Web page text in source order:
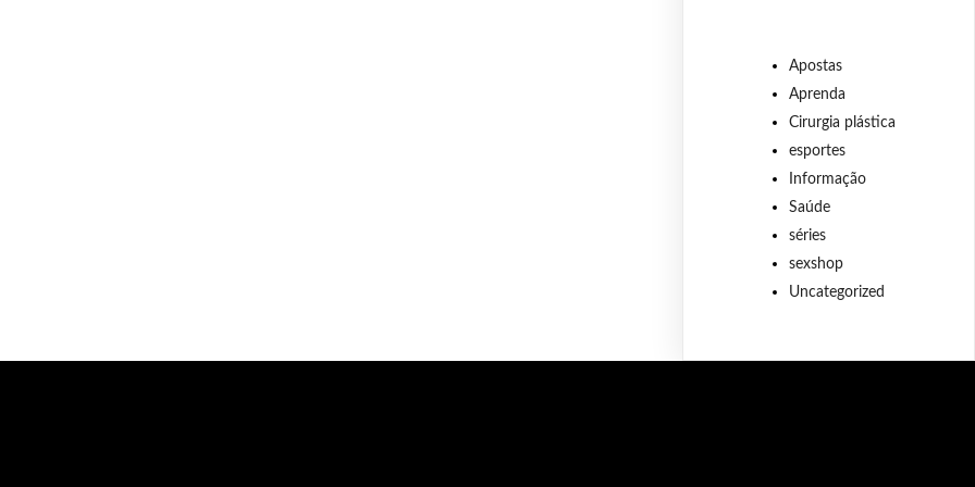
Apostas
Aprenda
Cirurgia plástica
esportes
Informação
Saúde
séries
sexshop
Uncategorized